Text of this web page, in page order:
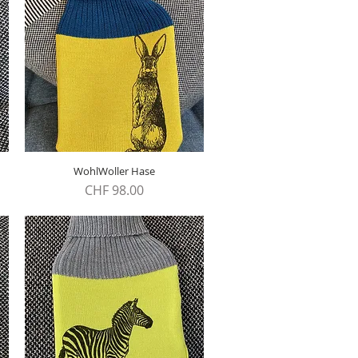
Schnellansicht
WohlWoller Hase
Preis
CHF 98.00